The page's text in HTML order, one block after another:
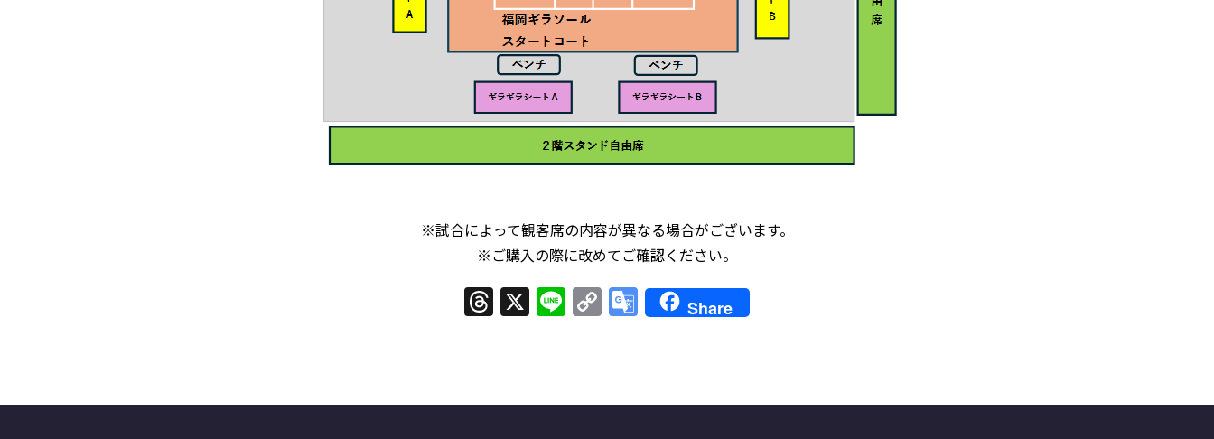
※試合によって観客席の内容が異なる場合がございます。
※ご購入の際に改めてご確認ください。
Threads
X LineCopy
Link
Google
Translate
Share